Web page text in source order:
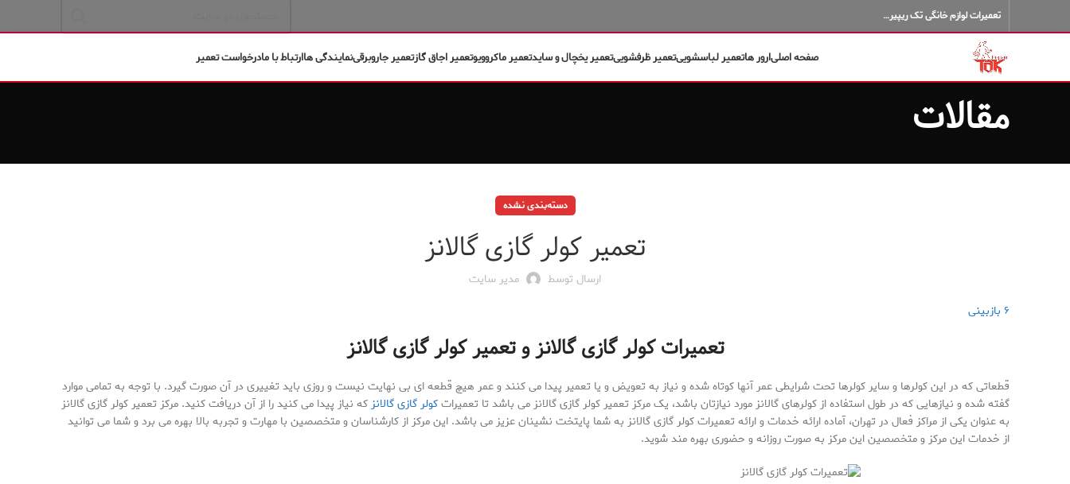
تعمیرات لوازم خانگی تک ریپیر…
صفحه اصلیارور هاتعمیر لباسشوییتعمیر ظرفشوییتعمیر یخچال و سایدتعمیر ماکروویوتعمیر اجاق گازتعمیر جاروبرقینمایندگی هاارتباط با مادرخواست تعمیر
مقالات
دسته‌بندی نشده
تعمیر کولر گازی گالانز
ارسال توسط
مدیر سایت
۶ بازبینی
تعمیرات کولر گازی گالانز و تعمیر کولر گازی گالانز
قطعاتی که در این کولرها و سایر کولرها تحت شرایطی عمر آنها کوتاه شده و نیاز به تعویض و یا تعمیر پیدا می کنند و عمر هیچ قطعه ای بی نهایت نیست و روزی باید تغییری در آن صورت گیرد. با توجه به تمامی موارد
گفته شده و نیازهایی که در طول استفاده از کولرهای گالانز مورد نیازتان باشد، یک مرکز تعمیر کولر گازی گالانز می باشد تا تعمیراتکولر گازی گالانزکه نیاز پیدا می کنید را از آن دریافت کنید. مرکز تعمیر کولر گازی گالانز
به عنوان یکی از مراکز فعال در تهران، آماده ارائه خدمات و ارائه تعمیرات کولر گازی گالانز به شما پایتخت نشینان عزیز می باشد. این مرکز از کارشناسان و متخصصین با مهارت و تجربه بالا بهره می برد و شما می توانید
از خدمات این مرکز و متخصصین این مرکز به صورت روزانه و حضوری بهره مند شوید.